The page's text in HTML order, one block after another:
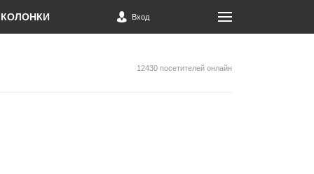
КОЛОНКИ Вход
12430 посетителей онлайн